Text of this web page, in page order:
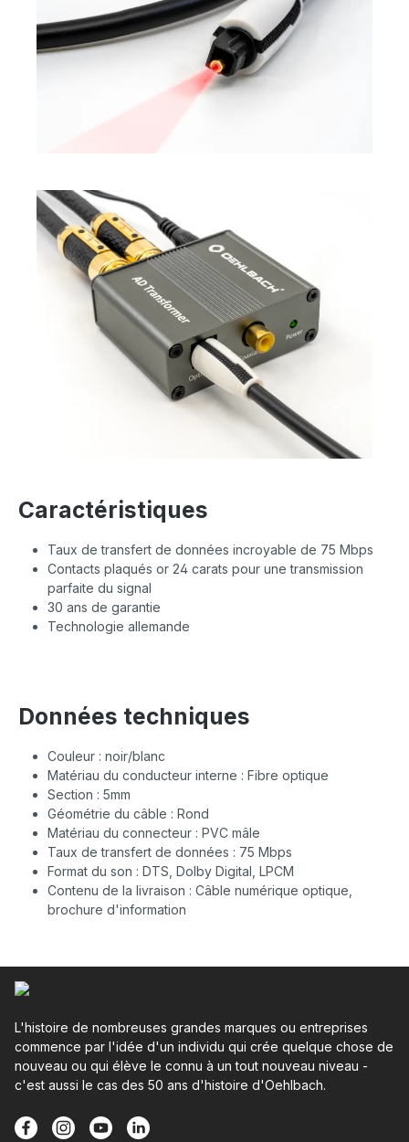
Caractéristiques
Taux de transfert de données incroyable de 75 Mbps
Contacts plaqués or 24 carats pour une transmission
parfaite du signal
30 ans de garantie
Technologie allemande
Données techniques
Couleur : noir/blanc
Matériau du conducteur interne : Fibre optique
Section : 5mm
Géométrie du câble : Rond
Matériau du connecteur : PVC mâle
Taux de transfert de données : 75 Mbps
Format du son : DTS, Dolby Digital, LPCM
Contenu de la livraison : Câble numérique optique,
brochure d'information
L'histoire de nombreuses grandes marques ou entreprises
commence par l'idée d'un individu qui crée quelque chose de
nouveau ou qui élève le connu à un tout nouveau niveau -
c'est aussi le cas des 50 ans d'histoire d'Oehlbach.